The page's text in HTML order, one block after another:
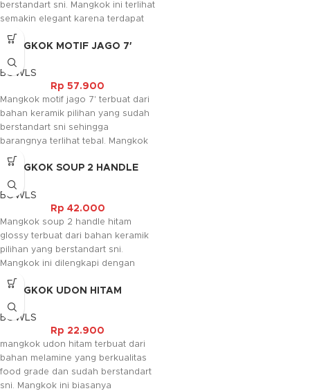
berstandart sni. Mangkok ini terlihat
semakin elegant karena terdapat
motif ayam jago pada barangnya.
kembali, jika request warna tidak
MANGKOK MOTIF JAGO 7′
BOWLS
Rp 57.900
Mangkok motif jago 7' terbuat dari
bahan keramik pilihan yang sudah
berstandart sni sehingga
barangnya terlihat tebal. Mangkok
ini tersedia motif ayam jago yang
memperindah tambilan barangnya.
Kami akan menghubungi Anda
kembali, jika request warna tidak
tersedia.
MANGKOK SOUP 2 HANDLE
HITAM GLOSSY
BOWLS
Rp 42.000
Mangkok soup 2 handle hitam
glossy terbuat dari bahan keramik
pilihan yang berstandart sni.
Mangkok ini dilengkapi dengan
tutup dan handle pegangan.
Mangkok ini digunakan sebagai
tempat sayur atau soup.
MANGKOK UDON HITAM
BOWLS
Rp 22.900
mangkok udon hitam terbuat dari
bahan melamine yang berkualitas
food grade dan sudah berstandart
sni. Mangkok ini biasanya